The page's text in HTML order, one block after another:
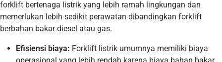
forklift bertenaga listrik yang lebih ramah lingkungan dan
memerlukan lebih sedikit perawatan dibandingkan forklift
berbahan bakar diesel atau gas.
Efisiensi biaya: Forklift listrik umumnya memiliki biaya